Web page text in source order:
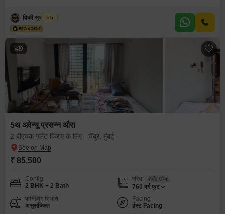
विकी सुभाष गुप्ता
5
9
5थ अवेन्यू प्रसन्न औरा
2 बीएचके फ्लैट किराए के लिए - चेंबुर, मुंबई
₹ 85,500
Config
2 BHK + 2 Bath
एरिया कार्पेट एरिया
760 वर्ग फुट
फर्निशिंग स्थिति
असुसज्जित
Facing
ईस्ट Facing